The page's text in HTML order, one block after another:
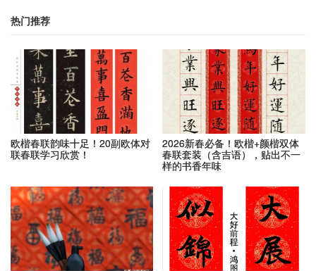
热门推荐
欧楷春联韵味十足！20副欧体对
联春联学习欣赏！
2026新春必备！欧楷+颜楷双体
春联套装（含吉语），贴出不一
样的书香年味